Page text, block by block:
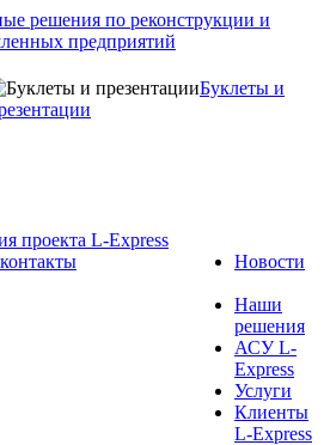
Буклеты и
проекта L-Express
Новости
Наши
решения
АСУ L-
Express
Услуги
Клиенты
L-Express